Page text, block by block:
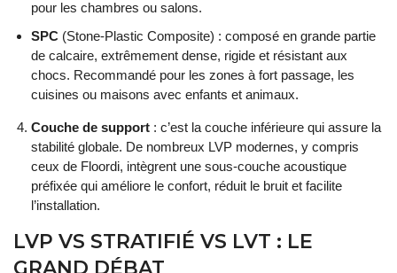
pour les chambres ou salons.
SPC (Stone-Plastic Composite) : composé en grande partie
de calcaire, extrêmement dense, rigide et résistant aux
chocs. Recommandé pour les zones à fort passage, les
cuisines ou maisons avec enfants et animaux.
Couche de support : c’est la couche inférieure qui assure la
stabilité globale. De nombreux LVP modernes, y compris
ceux de Floordi, intègrent une sous-couche acoustique
préfixée qui améliore le confort, réduit le bruit et facilite
l’installation.
LVP VS STRATIFIÉ VS LVT : LE